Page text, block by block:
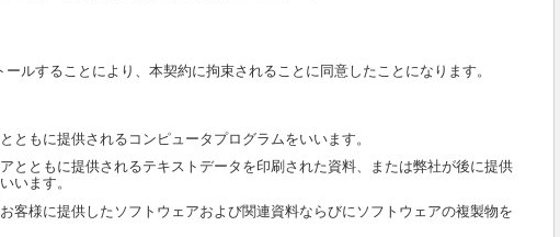
ルすることにより、本契約に拘束されることに同意したことになります。
ともに提供されるコンピュータプログラムをいいます。
とともに提供されるテキストデータを印刷された資料、または弊社が後に提供
います。
客様に提供したソフトウェアおよび関連資料ならびにソフトウェアの複製物を